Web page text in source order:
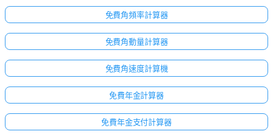
免費角頻率計算器
免費角動量計算器
免費角速度計算機
免費年金計算器
免費年金支付計算器